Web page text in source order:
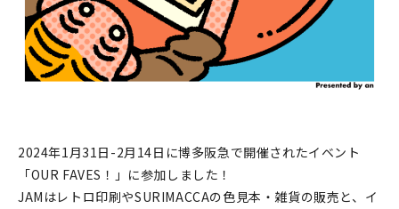
文房具
雑貨
JAMグッズ
2024年1月31日-2月14日に博多阪急で開催されたイベント
「OUR FAVES！」に参加しました！
JAMはレトロ印刷やSURIMACCAの色見本・雑貨の販売と、イ